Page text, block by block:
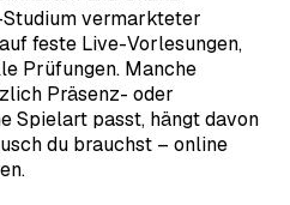
vermarkteter
feste Live-Vorlesungen,
Prüfungen. Manche
Präsenz- oder
Spielart passt, hängt davon
du brauchst – online